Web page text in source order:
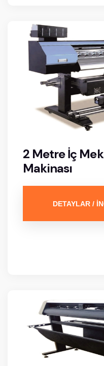
2 Metre İç
Makinası
DETAYLAR /